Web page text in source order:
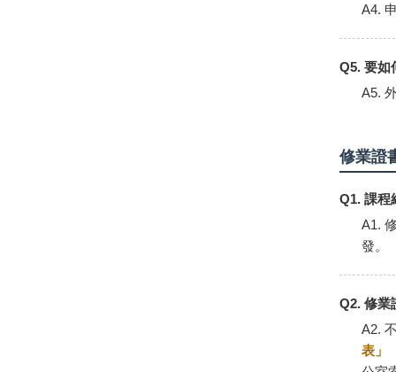
A4.
Q5. 要如
A5.
修業證
Q1. 課程
A1.
發。
Q2. 修業
A2.
表」